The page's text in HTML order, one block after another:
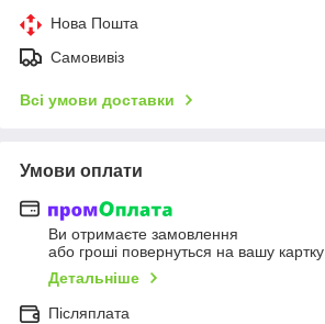
Нова Пошта
Самовивіз
Всі умови доставки
Умови оплати
Ви отримаєте замовлення
або гроші повернуться на вашу картку
Детальніше
Післяплата